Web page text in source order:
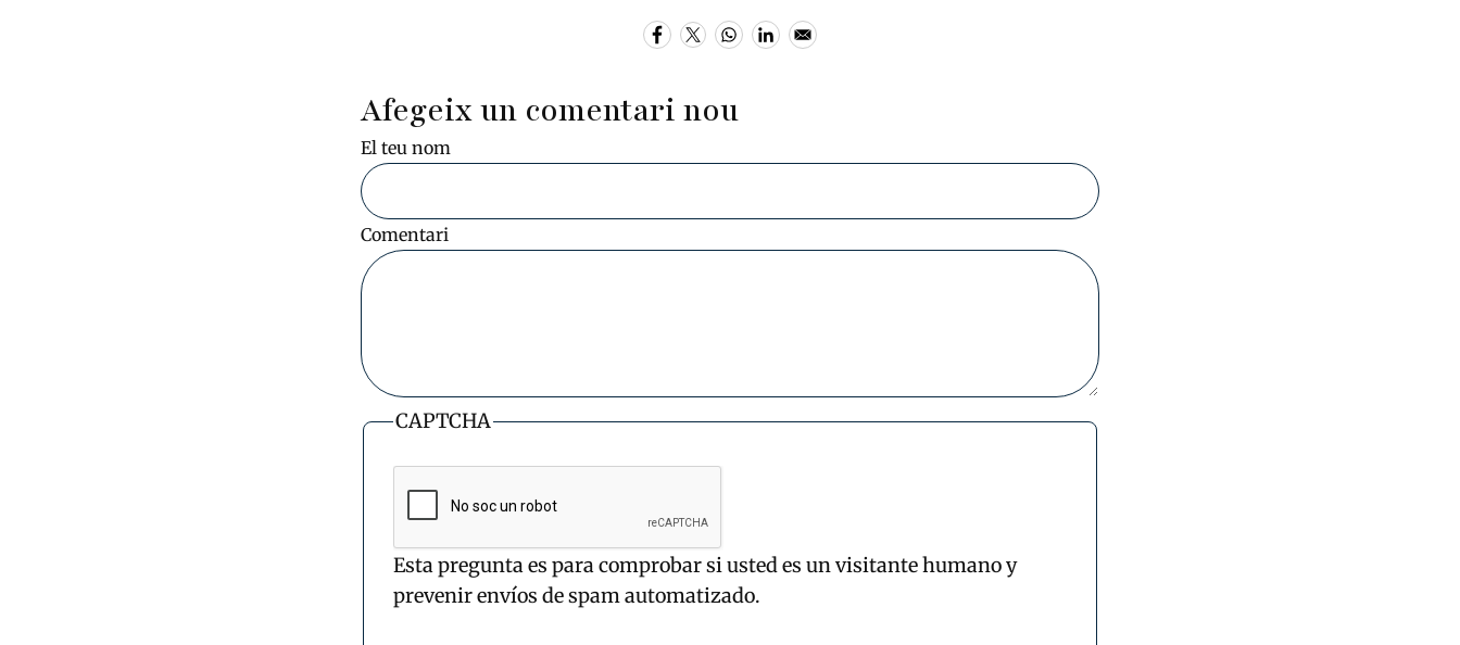
Afegeix un comentari nou
El teu nom
Comentari
CAPTCHA
Esta pregunta es para comprobar si usted es un visitante humano y
prevenir envíos de spam automatizado.